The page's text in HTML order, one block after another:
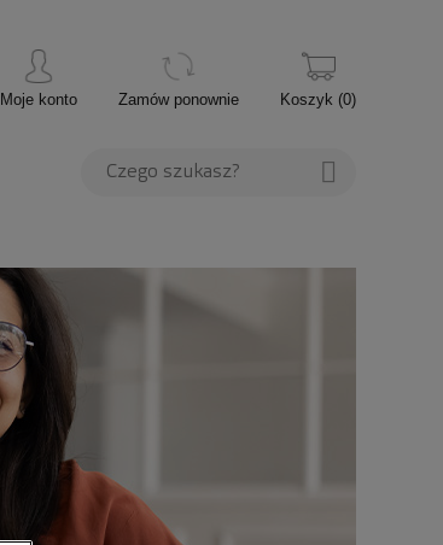
Moje konto Zamów ponownie Koszyk (0)